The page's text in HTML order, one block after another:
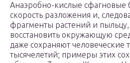
Анаэробно-кислые сфагновые
скорость разложения и,
фрагменты растений и пыльцу,
восстановить окружающую
даже сохраняют человеческие
тысячелетий; примеры этих